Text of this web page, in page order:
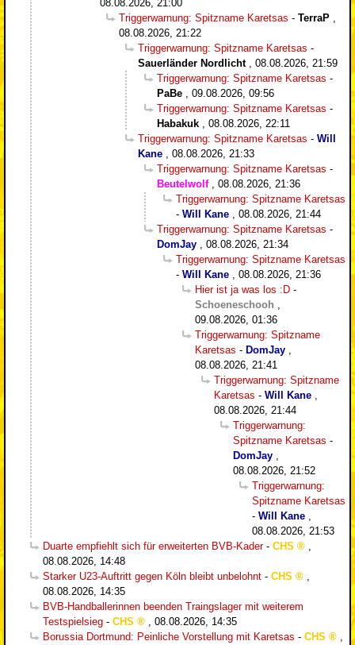
08.08.2026, 21:00
Triggerwarnung: Spitzname Karetsas - TerraP ,
08.08.2026, 21:22
Triggerwarnung: Spitzname Karetsas -
Sauerländer Nordlicht , 08.08.2026, 21:59
Triggerwarnung: Spitzname Karetsas -
PaBe , 09.08.2026, 09:56
Triggerwarnung: Spitzname Karetsas -
Habakuk , 08.08.2026, 22:11
Triggerwarnung: Spitzname Karetsas - Will
Kane , 08.08.2026, 21:33
Triggerwarnung: Spitzname Karetsas -
Beutelwolf , 08.08.2026, 21:36
Triggerwarnung: Spitzname Karetsas
- Will Kane , 08.08.2026, 21:44
Triggerwarnung: Spitzname Karetsas -
DomJay , 08.08.2026, 21:34
Triggerwarnung: Spitzname Karetsas
- Will Kane , 08.08.2026, 21:36
Hier ist ja was los :D -
Schoeneschooh ,
09.08.2026, 01:36
Triggerwarnung: Spitzname
Karetsas - DomJay ,
08.08.2026, 21:41
Triggerwarnung: Spitzname
Karetsas - Will Kane ,
08.08.2026, 21:44
Triggerwarnung:
Spitzname Karetsas -
DomJay ,
08.08.2026, 21:52
Triggerwarnung:
Spitzname Karetsas
- Will Kane ,
08.08.2026, 21:53
Duarte empfiehlt sich für erweiterten BVB-Kader- CHS
,
08.08.2026, 14:48
Starker U23-Auftritt gegen Köln bleibt unbelohnt - CHS
,
08.08.2026, 14:35
BVB-Handballerinnen beenden Traingslager mit weiterem
Testspielsieg - CHS , 08.08.2026, 14:35
Borussia Dortmund: Peinliche Vorstellung mit Karetsas - CHS
,